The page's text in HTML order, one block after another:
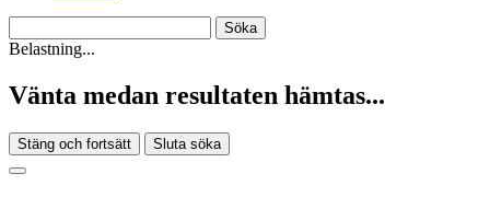
Belastning...
Vänta medan resultaten hämtas...
Stäng och fortsätt Sluta söka